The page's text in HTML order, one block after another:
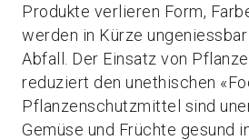
Produkte verlieren Form,
werden in Kürze
Abfall. Der Einsatz von
reduziert den unethischen
Pflanzenschutzmittel sind
Gemüse und Früchte gesund